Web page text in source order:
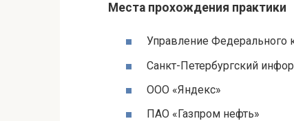
Места прохождения практики
Управление Федерального
Санкт-Петербургский
ООО «Яндекс»
ПАО «Газпром нефть»